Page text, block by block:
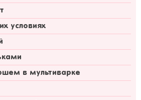
условиях
в мультиварке